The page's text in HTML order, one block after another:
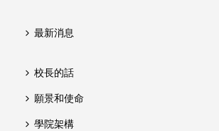
最新消息
校長的話
願景和使命
學院架構